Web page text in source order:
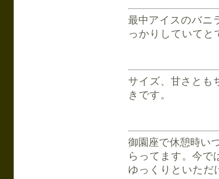
最中アイスのバニ
っかりしていてと
サイズ、甘さとも
きです。
御園座で休憩時い
らってます。今で
ゆっくりといただ